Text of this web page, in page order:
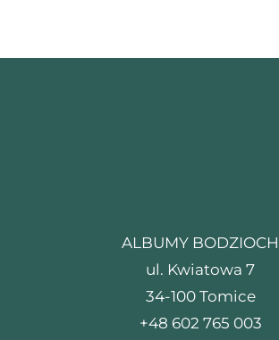
ALBUMY BODZIOCH
ul. Kwiatowa 7
34-100 Tomice
+48 602 765 003